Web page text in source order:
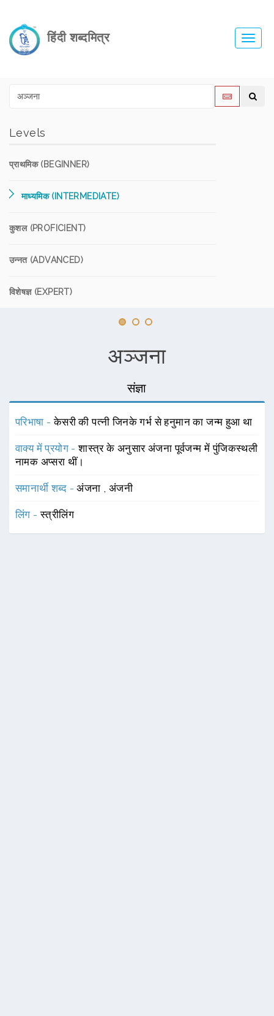
हिंदी शब्दमित्र
Levels
प्राथमिक (BEGINNER)
माध्यमिक (INTERMEDIATE)
कुशल (PROFICIENT)
उन्नत (ADVANCED)
विशेषज्ञ (EXPERT)
अञ्जना
संज्ञा
परिभाषा -केसरी की पत्नी जिनके गर्भ से हनुमान का जन्म हुआ था
वाक्य में प्रयोग -शास्त्र के अनुसार अंजना पूर्वजन्म में पुंजिकस्थली
नामक अप्सरा थीं।
समानार्थी शब्द -अंजना , अंजनी
लिंग -स्त्रीलिंग